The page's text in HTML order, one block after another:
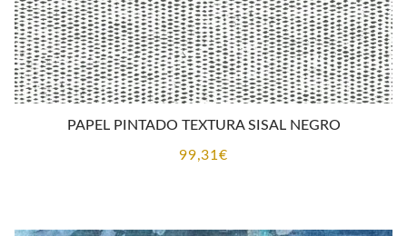
PAPEL PINTADO TEXTURA SISAL NEGRO
99,31€